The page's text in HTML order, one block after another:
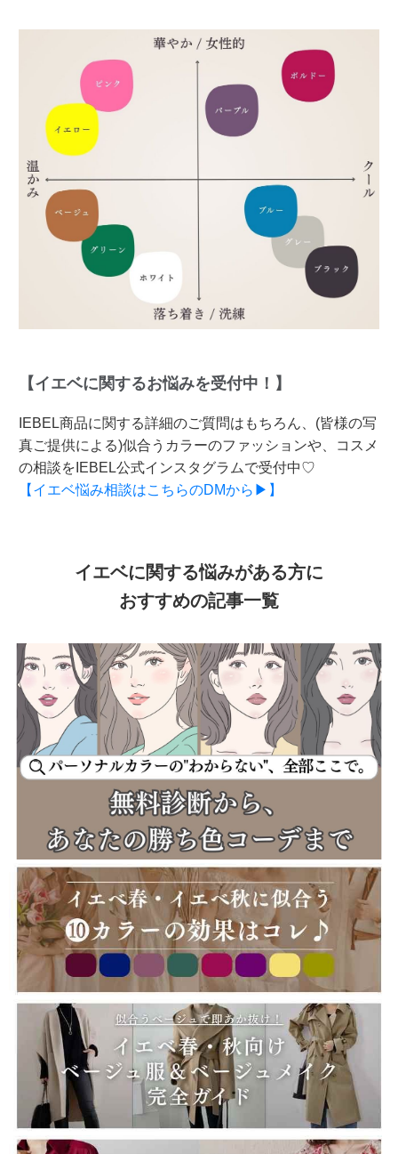
【イエベに関するお悩みを受付中！】
IEBEL商品に関する詳細のご質問はもちろん、(皆様の写
真ご提供による)似合うカラーのファッションや、コスメ
の相談をIEBEL公式インスタグラムで受付中♡
【イエベ悩み相談はこちらのDMから▶】
イエベに関する悩みがある方に
おすすめの記事一覧